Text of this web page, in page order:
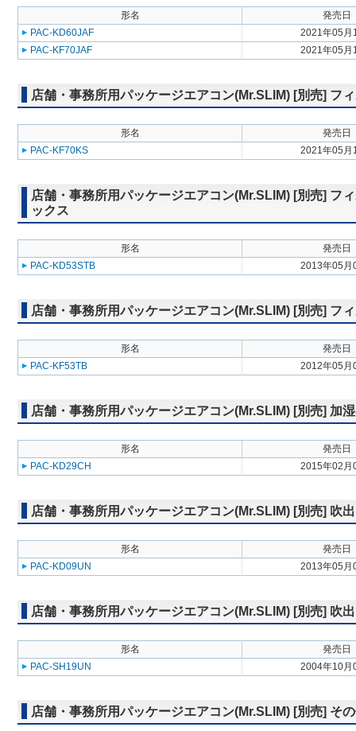
形名
発売日
PAC-KD60JAF
2021年05月
PAC-KF70JAF
2021年05月
店舗・事務所用パッケージエアコン(Mr.SLIM) [別売] フ
形名
発売日
PAC-KF70KS
2021年05月
店舗・事務所用パッケージエアコン(Mr.SLIM) [別売] フ
ックス
形名
発売日
PAC-KD53STB
2013年05月
店舗・事務所用パッケージエアコン(Mr.SLIM) [別売] フ
形名
発売日
PAC-KF53TB
2012年05月
店舗・事務所用パッケージエアコン(Mr.SLIM) [別売] 加
形名
発売日
PAC-KD29CH
2015年02月
店舗・事務所用パッケージエアコン(Mr.SLIM) [別売] 吹
形名
発売日
PAC-KD09UN
2013年05月
店舗・事務所用パッケージエアコン(Mr.SLIM) [別売] 吹
形名
発売日
PAC-SH19UN
2004年10月
店舗・事務所用パッケージエアコン(Mr.SLIM) [別売] そ